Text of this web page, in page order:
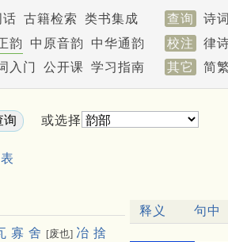
话 古籍检索 类书集成 查询 诗词
韵 中原音韵 中华通韵 校注 律
入门 公开课 学习指南 其它 简
或选择
寡 舍 [废也] 冶 捨
释义 句中